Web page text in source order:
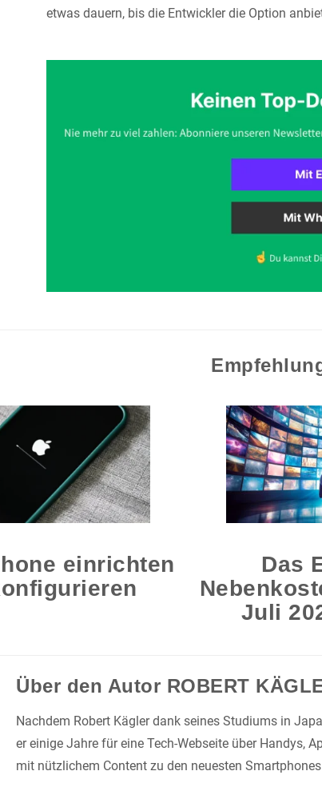
etwas dauern, bis die Entwickler die Option
einrichten
Das
Juli
Über den Autor ROBERT
Nachdem Robert Kägler dank seines Studiums in
er einige Jahre für eine Tech-Webseite über Handys,
mit nützlichem Content zu den neuesten